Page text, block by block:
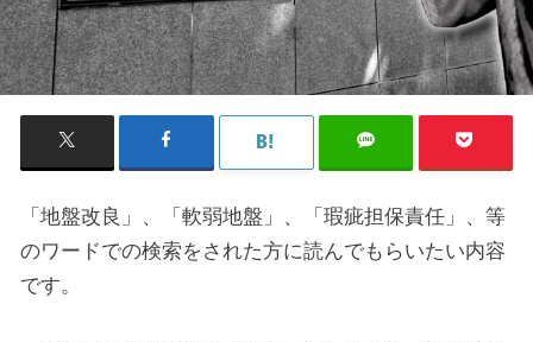
「地盤改良」、「軟弱地盤」、「瑕疵担保責任」、等
のワードでの検索をされた方に読んでもらいたい内容
です。